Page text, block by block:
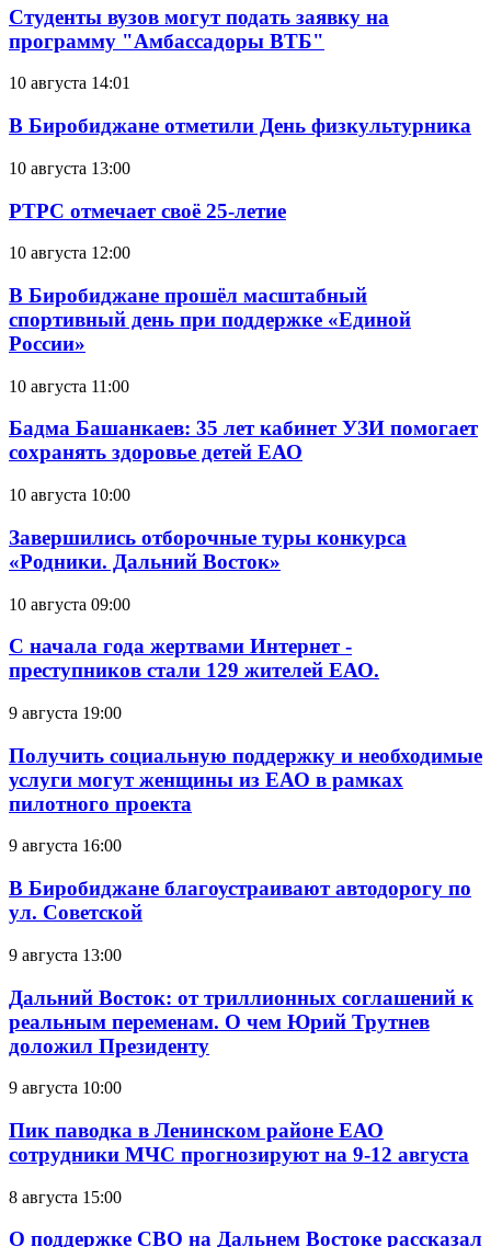
Студенты вузов могут подать заявку на
программу "Амбассадоры ВТБ"
10 августа 14:01
В Биробиджане отметили День физкультурника
10 августа 13:00
РТРС отмечает своё 25-летие
10 августа 12:00
В Биробиджане прошёл масштабный
спортивный день при поддержке «Единой
России»
10 августа 11:00
Бадма Башанкаев: 35 лет кабинет УЗИ помогает
сохранять здоровье детей ЕАО
10 августа 10:00
Завершились отборочные туры конкурса
«Родники. Дальний Восток»
10 августа 09:00
С начала года жертвами Интернет -
преступников стали 129 жителей ЕАО.
9 августа 19:00
Получить социальную поддержку и необходимые
услуги могут женщины из ЕАО в рамках
пилотного проекта
9 августа 16:00
В Биробиджане благоустраивают автодорогу по
ул. Советской
9 августа 13:00
Дальний Восток: от триллионных соглашений к
реальным переменам. О чем Юрий Трутнев
доложил Президенту
9 августа 10:00
Пик паводка в Ленинском районе ЕАО
сотрудники МЧС прогнозируют на 9-12 августа
8 августа 15:00
О поддержке СВО на Дальнем Востоке рассказал